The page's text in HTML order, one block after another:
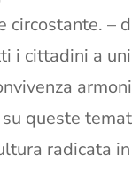
–
i cittadini a
queste
radicata